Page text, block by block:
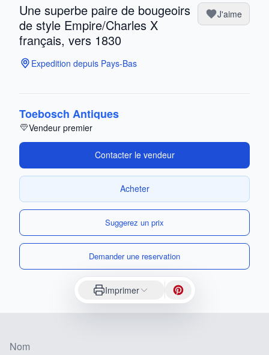
Une superbe paire de bougeoirs
de style Empire/Charles X
français, vers 1830
J'aime
Expedition depuis Pays-Bas
Toebosch Antiques
Vendeur premier
Contacter le vendeur
Acheter
Suggerez un prix
Demander une reservation
Imprimer
Nom